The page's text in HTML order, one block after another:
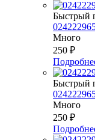
Быстрый
Много
250 ₽
Быстрый
Много
250 ₽